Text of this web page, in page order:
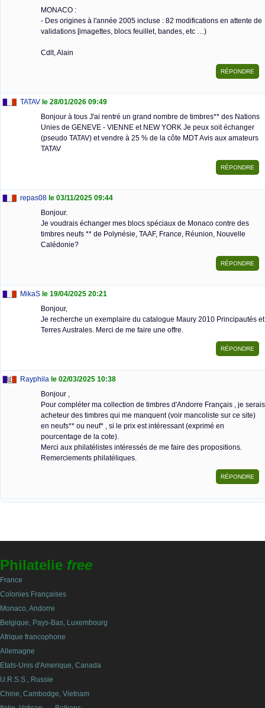
MONACO :
- Des origines à l'année 2005 incluse : 82 modifications en attente de
validations [imagettes, blocs feuillet, bandes, etc …)
Cdlt, Alain
TATAV le 28/01/2026 09:49
Bonjour à tous J'ai rentré un grand nombre de timbres** des Nations
Unies de GENEVE - VIENNE et NEW YORK Je peux soit échanger
(pseudo TATAV) et vendre à 25 % de la côte MDT Avis aux amateurs
TATAV
repas08 le 03/11/2025 09:44
Bonjour.
Je voudrais échanger mes blocs spéciaux de Monaco contre des
timbres neufs ** de Polynésie, TAAF, France, Réunion, Nouvelle
Calédonie?
MikaS le 19/04/2025 20:21
Bonjour,
Je recherche un exemplaire du catalogue Maury 2010 Principautés et
Terres Australes. Merci de me faire une offre.
Rayphila le 02/03/2025 10:38
Bonjour ,
Pour compléter ma collection de timbres d'Andorre Français , je serais
acheteur des timbres qui me manquent (voir mancoliste sur ce site)
en neufs** ou neuf* , si le prix est intéressant (exprimé en
pourcentage de la cote).
Merci aux philatélistes intéressés de me faire des propositions.
Remerciements philatéliques.
Philatelie free
France
Colonies Françaises
Monaco, Andorre
Belgique, Pays-Bas, Luxembourg
Afrique francophone
Allemagne
Etats-Unis d'Amerique, Canada
U.R.S.S., Russie
Chine, Cambodge, Vietnam